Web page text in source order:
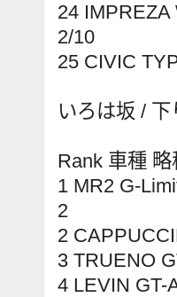
24
2/10
25 CIVIC
いろは坂 / 下
Rank 車種
1 MR2 G-
2
2
3 TRUENO
4 LEVIN GT-